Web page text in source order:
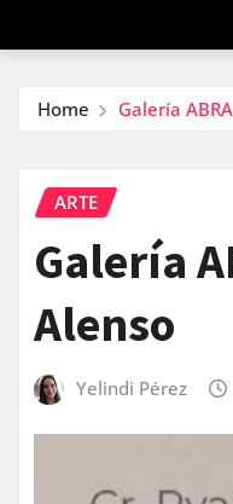
Home Galería
ARTE
Galería
Alenso
Yelindi Pérez